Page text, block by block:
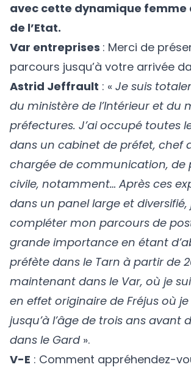
avec cette dynamique femme
de l’Etat.
Var entreprises : Merci de
parcours jusqu’à votre arrivée
Astrid Jeffrault : « Je suis
du ministère de l’Intérieur et du
préfectures. J’ai occupé toutes
dans un cabinet de préfet, chef
chargée de communication, de
civile, notamment… Après ces
dans un panel large et diversifié,
compléter mon parcours de
grande importance en étant
préfète dans le Tarn à partir de
maintenant dans le Var, où je
en effet originaire de Fréjus où
jusqu’à l’âge de trois ans avant
dans le Gard ».
V-E : Comment appréhendez-